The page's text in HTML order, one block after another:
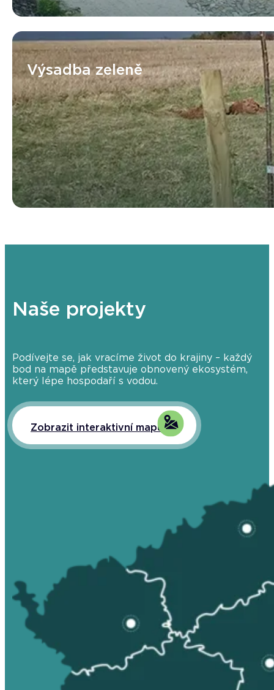
Výsadba zeleně
Naše projekty
Podívejte se, jak vracíme život do krajiny – každý
bod na mapě představuje obnovený ekosystém,
který lépe hospodaří s vodou.
Zobrazit interaktivní mapu